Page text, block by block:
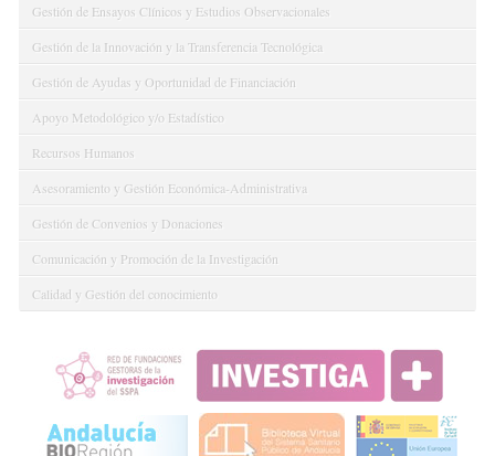
Gestión de Ensayos Clínicos y Estudios Observacionales
Gestión de la Innovación y la Transferencia Tecnológica
Gestión de Ayudas y Oportunidad de Financiación
Apoyo Metodológico y/o Estadístico
Recursos Humanos
Asesoramiento y Gestión Económica-Administrativa
Gestión de Convenios y Donaciones
Comunicación y Promoción de la Investigación
Calidad y Gestión del conocimiento